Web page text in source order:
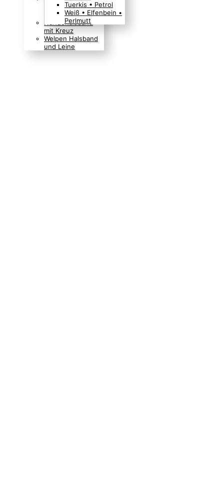
Boho Indianer
Hippie Look
Hundehalsband
mit Kreuz
Welpen Halsband
und Leine
Tuerkis • Petrol
Weiß • Elfenbein •
Perlmutt